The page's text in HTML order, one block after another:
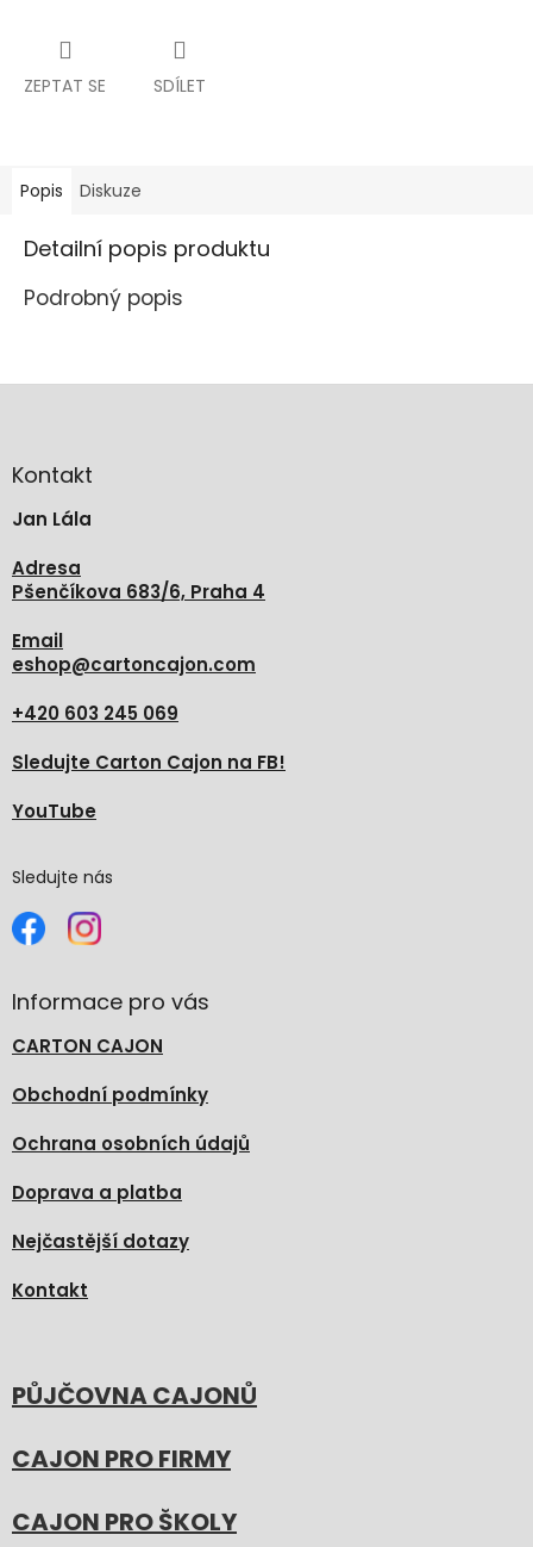
ZEPTAT SE SDÍLET
Popis Diskuze
Detailní popis produktu
Podrobný popis
aKontakt
Jan Lála
Adresa
Pšenčíkova 683/6, Praha 4
Email
eshop@cartoncajon.com
+420 603 245 069
Sledujte Carton Cajon na FB!
YouTube
Sledujte nás
Informace pro vás
CARTON CAJON
Obchodní podmínky
Ochrana osobních údajů
Doprava a platba
Nejčastější dotazy
Kontakt
PŮJČOVNA CAJONŮ
CAJON PRO FIRMY
CAJON PRO ŠKOLY